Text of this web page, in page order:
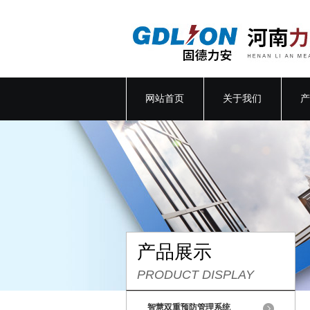
网站首页 关于我们
产品展示
PRODUCT DISPLAY
智慧双重预防管理系统